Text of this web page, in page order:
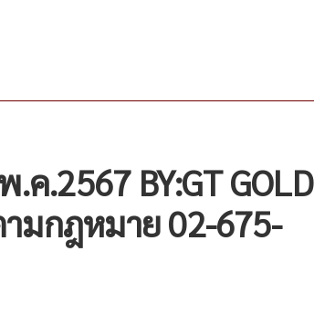
.2567 BY:GT GOLD
มกฎหมาย 02-675-